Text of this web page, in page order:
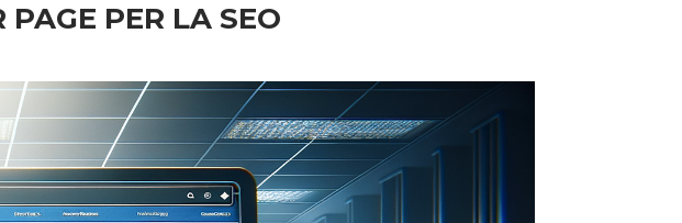
PER LA SEO